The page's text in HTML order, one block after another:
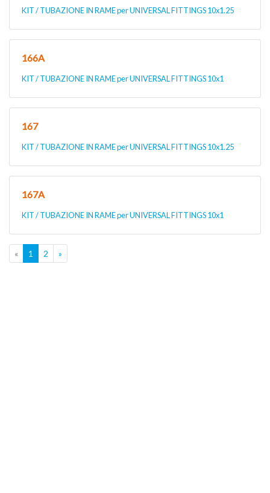
KIT / TUBAZIONE IN RAME per UNIVERSAL FITTINGS 10x1.25
166A
KIT / TUBAZIONE IN RAME per UNIVERSAL FITTINGS 10x1
167
KIT / TUBAZIONE IN RAME per UNIVERSAL FITTINGS 10x1.25
167A
KIT / TUBAZIONE IN RAME per UNIVERSAL FITTINGS 10x1
« 1 2 »